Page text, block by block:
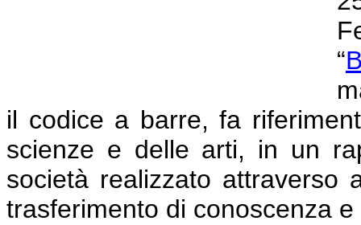
“
il codice a barre, fa
scienze e delle arti, in un
società realizzato attraverso
trasferimento di conoscenza